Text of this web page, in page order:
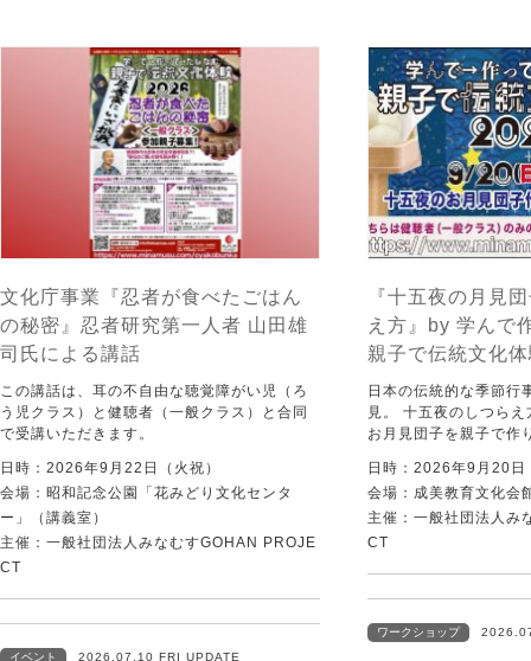
文化庁事業『忍者が食べたごはん
の秘密』忍者研究第一人者 山田雄
司氏による講話
この講話は、耳の不自由な聴覚障がい児（ろ
う児クラス）と健聴者（一般クラス）と合同
で受講いただきます。
日時：2026年9月22日（火祝）
会場：昭和記念公園「花みどり文化センタ
ー」（講義室）
主催：一般社団法人みなむすGOHAN PROJE
CT
イベント 2026.07.10 FRI UPDATE
『十五夜の月見
え方』by 学んで
親子で伝統文化
日本の伝統的な季節行
見。 十五夜のしつら
お月見団子を親子で作
日時：2026年9月20日
会場：成美教育文化会
主催：一般社団法人み
CT
ワークショップ